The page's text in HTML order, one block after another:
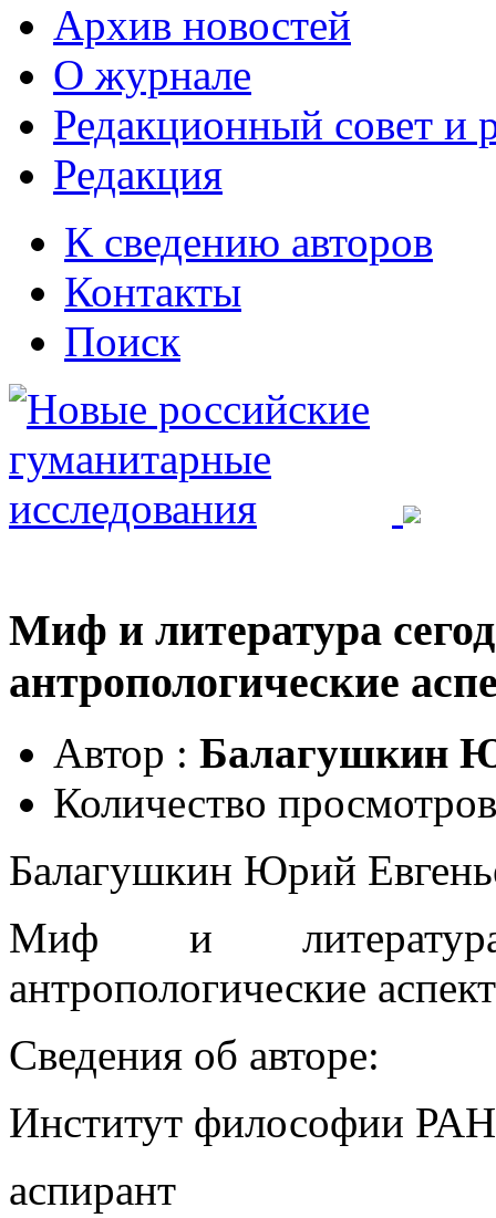
Архив новостей
О журнале
Редакционный совет и
Редакция
К сведению авторов
Контакты
Поиск
Миф и литература
антропологические
Автор : Балагушкин
Количество
Балагушкин Юрий
Миф и
антропологические
Сведения об авторе:
Институт философии РАН
аспирант